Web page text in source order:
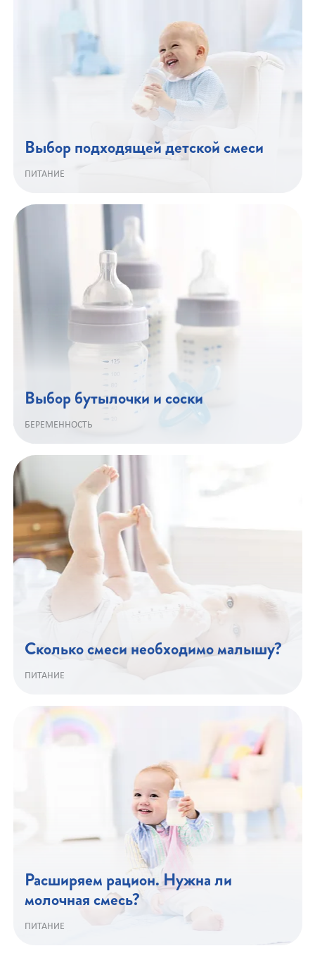
Выбор подходящей детской смеси
ПИТАНИЕ
Выбор бутылочки и соски
БЕРЕМЕННОСТЬ
Сколько смеси необходимо малышу?
ПИТАНИЕ
Расширяем рацион. Нужна ли
молочная смесь?
ПИТАНИЕ